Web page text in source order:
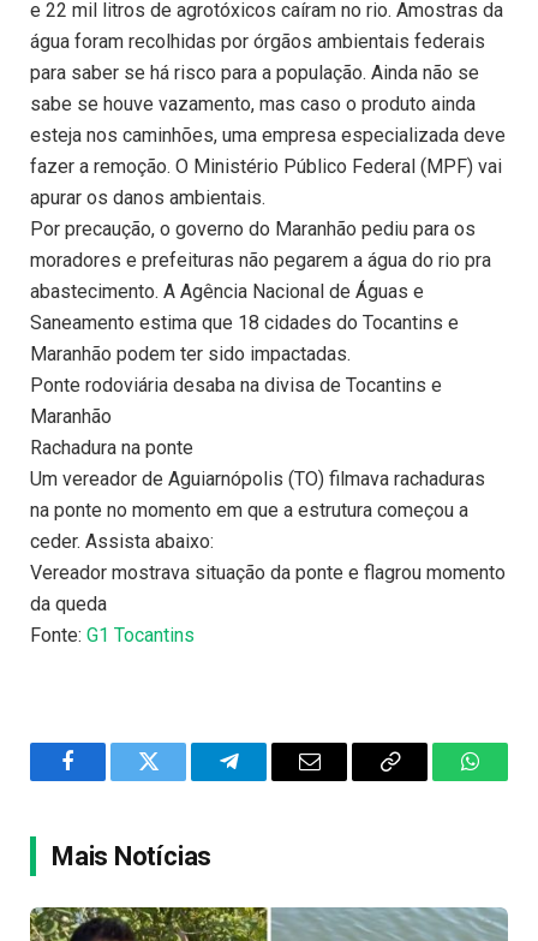
e 22 mil litros de agrotóxicos caíram no rio. Amostras da
água foram recolhidas por órgãos ambientais federais
para saber se há risco para a população. Ainda não se
sabe se houve vazamento, mas caso o produto ainda
esteja nos caminhões, uma empresa especializada deve
fazer a remoção. O Ministério Público Federal (MPF) vai
apurar os danos ambientais.
Por precaução, o governo do Maranhão pediu para os
moradores e prefeituras não pegarem a água do rio pra
abastecimento. A Agência Nacional de Águas e
Saneamento estima que 18 cidades do Tocantins e
Maranhão podem ter sido impactadas.
Ponte rodoviária desaba na divisa de Tocantins e
Maranhão
Rachadura na ponte
Um vereador de Aguiarnópolis (TO) filmava rachaduras
na ponte no momento em que a estrutura começou a
ceder. Assista abaixo:
Vereador mostrava situação da ponte e flagrou momento
da queda
Fonte: G1 Tocantins
FacebookTwitter TelegramEmail
Copy
Mais Notícias